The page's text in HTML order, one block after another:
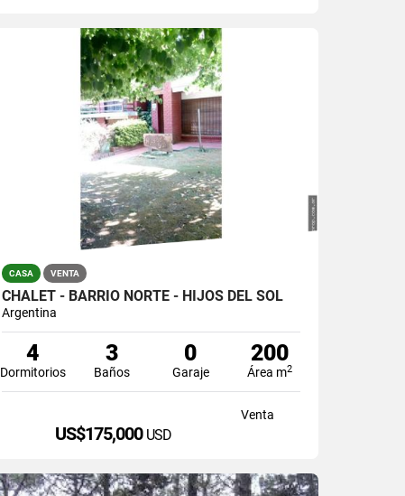
CASA VENTA
CHALET - BARRIO NORTE - HIJOS DEL SOL
Argentina
4
Dormitorios
3
Baños
0
Garaje
200
Área m2
Venta
US$175,000 USD